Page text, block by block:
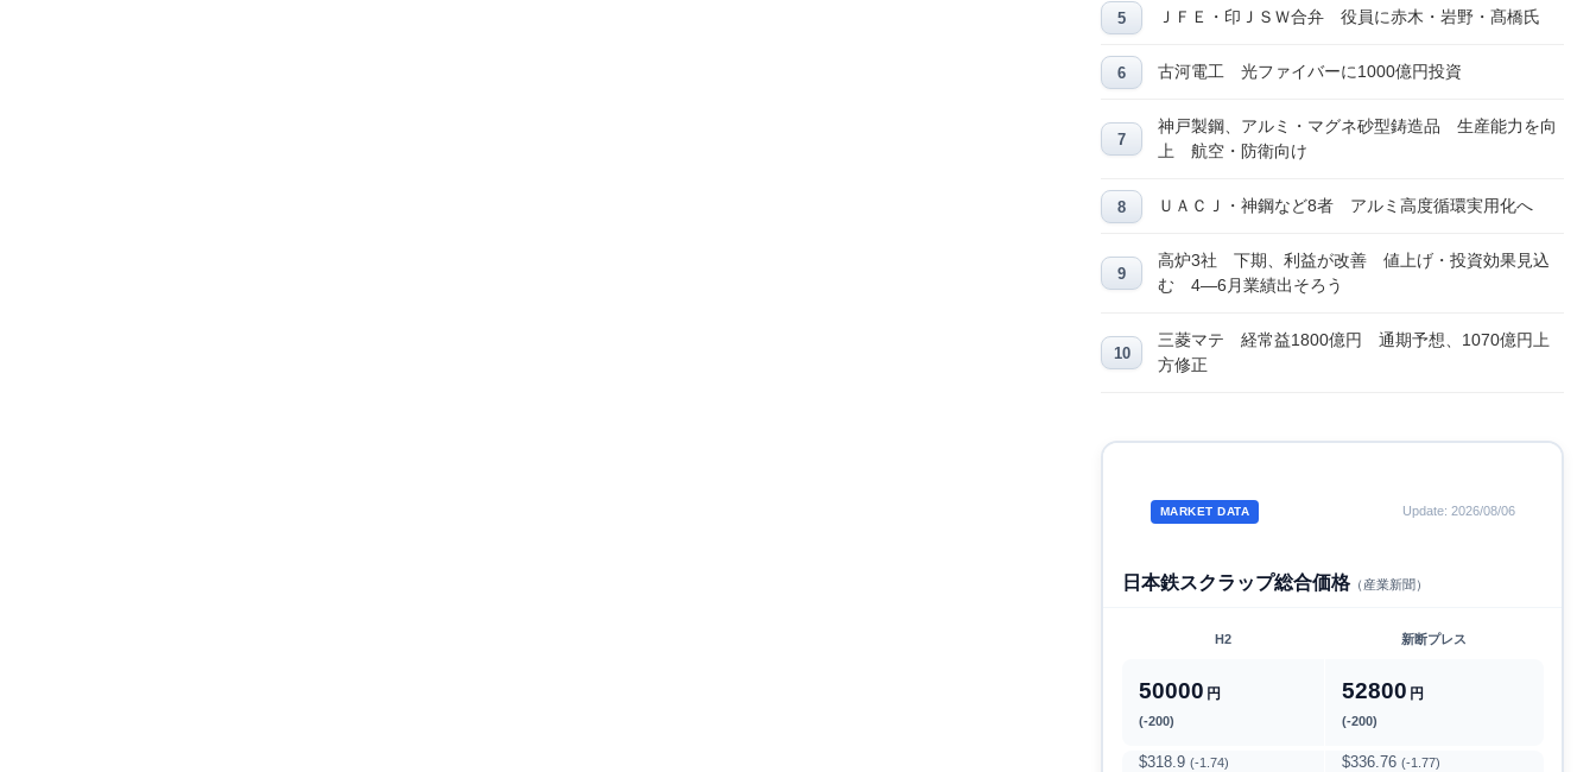
ＪＦＥ・印ＪＳＷ合弁 役員に赤木・岩野・髙橋氏
古河電工 光ファイバーに1000億円投資
神戸製鋼、アルミ・マグネ砂型鋳造品 生産能力を向
上 航空・防衛向け
ＵＡＣＪ・神鋼など8者 アルミ高度循環実用化へ
高炉3社 下期、利益が改善 値上げ・投資効果見込
む 4―6月業績出そろう
三菱マテ 経常益1800億円 通期予想、1070億円上
方修正
MARKET DATA Update: 2026/08/06
日本鉄スクラップ総合価格（産業新聞）
H2 新断プレス
50000 円
(-200)
52800 円
(-200)
$318.9 (-1.74) $336.76 (-1.77)